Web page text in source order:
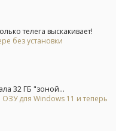
телега выскакивает!
без установки
32 ГБ "зоной...
для Windows 11 и теперь